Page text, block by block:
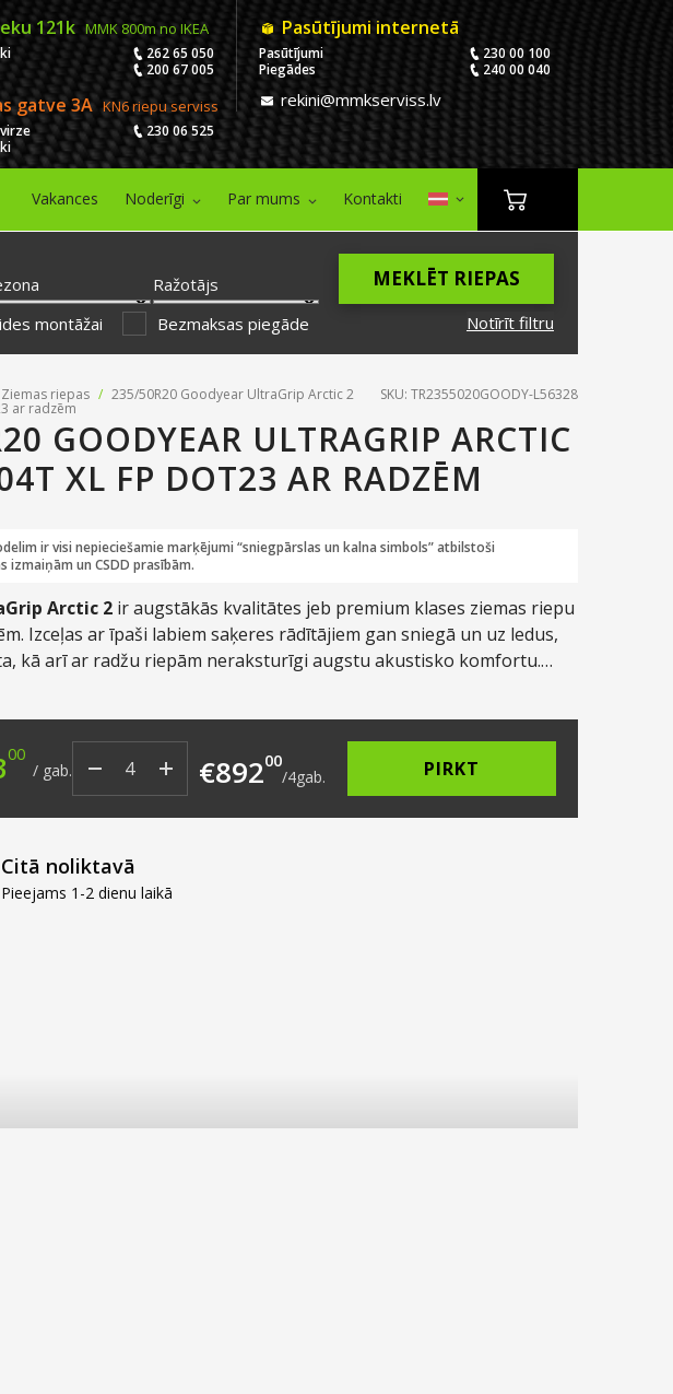
121k MMK 800m no IKEA
262 65 050
200 67 005
gatve 3A KN6 riepu serviss
230 06 525
Pasūtījumi internetā
Pasūtījumi
230 00 100
Piegādes
240 00 040
rekini@mmkserviss.lv
Vakances Noderīgi Par mums Kontakti
Ražotājs
Notīrīt filtru
MEKLĒT RIEPAS
montāžai Bezmaksas piegāde
Ziemas riepas / 235/50R20 Goodyear UltraGrip Arctic 2
ar radzēm
SKU: TR2355020GOODY-L56328
GOODYEAR ULTRAGRIP ARCTIC
XL FP DOT23 AR RADZĒM
ir visi nepieciešamie marķējumi “sniegpārslas un kalna simbols” atbilstoši
izmaiņām un CSDD prasībām.
Arctic 2ir augstākās kvalitātes jeb premium klases ziemas riepu
Izceļas ar īpaši labiem saķeres rādītājiem gan sniegā un uz ledus,
kā arī ar radžu riepām neraksturīgi augstu akustisko komfortu.
price was: €246.00.
00 Current price is: €223.00.
/ gab. €89200
/4gab. PIRKT
Citā noliktavā
Pieejams 1-2 dienu laikā